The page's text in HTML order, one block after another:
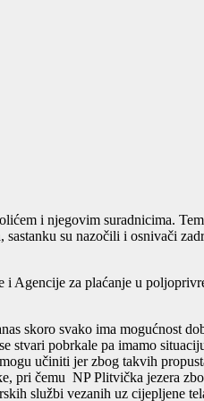
i njegovim suradnicima.
su nazočili i osnivači
Agencije za plaćanje u
skoro svako ima mogućnost
stvari pobrkale pa imamo
učiniti jer zbog takvih
pri čemu NP Plitvička jezera
službi vezanih uz cijepljene